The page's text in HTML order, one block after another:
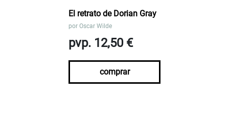
El retrato de Dorian Gray
por Oscar Wilde
pvp. 12,50 €
comprar